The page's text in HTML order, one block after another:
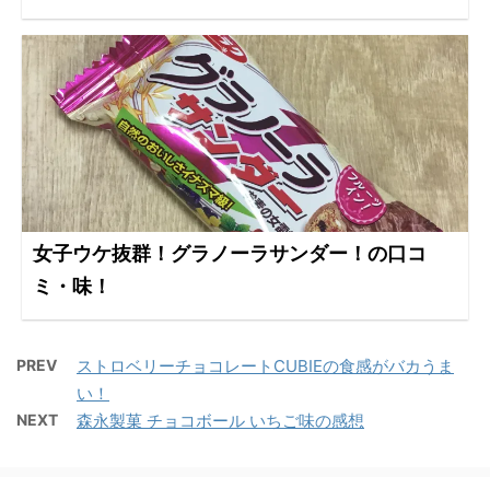
女子ウケ抜群！グラノーラサンダー！の口コ
ミ・味！
PREV
ストロベリーチョコレートCUBIEの食感がバカうま
い！
NEXT 森永製菓 チョコボール いちご味の感想